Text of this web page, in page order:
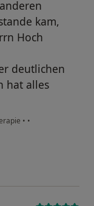
kam,
Hoch
deutlichen
hat alles
• •